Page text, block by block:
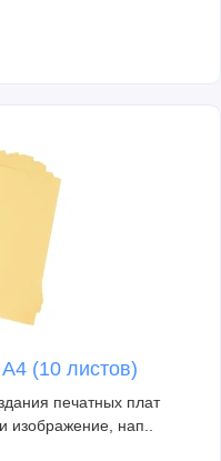
(10 листов)
печатных плат
изображение, нап..